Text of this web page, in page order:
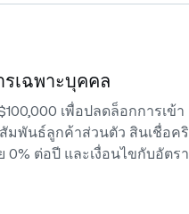
เฉพาะบุคคล
เพื่อปลดล็อกการเข้า
มพันธ์ลูกค้าส่วนตัว สินเชื่อคริ
0% ต่อปี และเงื่อนไขกับอัตรา